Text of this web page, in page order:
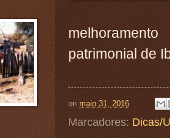
patrimonial de
on maio 31, 2016
Marcadores: Dicas/